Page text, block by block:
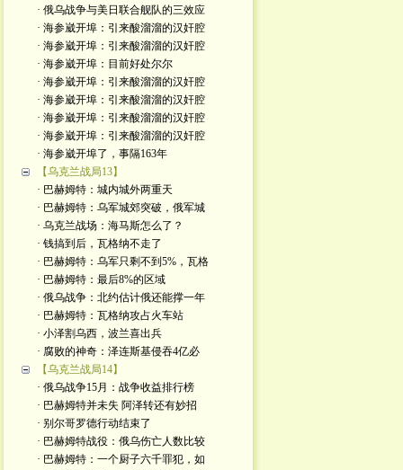
· 俄乌战争与美日联合舰队的三效应
· 海参崴开埠：引来酸溜溜的汉奸腔
· 海参崴开埠：引来酸溜溜的汉奸腔
· 海参崴开埠：目前好处尔尔
· 海参崴开埠：引来酸溜溜的汉奸腔
· 海参崴开埠：引来酸溜溜的汉奸腔
· 海参崴开埠：引来酸溜溜的汉奸腔
· 海参崴开埠：引来酸溜溜的汉奸腔
· 海参崴开埠了，事隔163年
【乌克兰战局13】
· 巴赫姆特：城内城外两重天
· 巴赫姆特：乌军城郊突破，俄军城
· 乌克兰战场：海马斯怎么了？
· 钱搞到后，瓦格纳不走了
· 巴赫姆特：乌军只剩不到5%，瓦格
· 巴赫姆特：最后8%的区域
· 俄乌战争：北约估计俄还能撑一年
· 巴赫姆特：瓦格纳攻占火车站
· 小泽割乌西，波兰喜出兵
· 腐败的神奇：泽连斯基侵吞4亿必
【乌克兰战局14】
· 俄乌战争15月：战争收益排行榜
· 巴赫姆特并未失 阿泽转还有妙招
· 别尔哥罗德行动结束了
· 巴赫姆特战役：俄乌伤亡人数比较
· 巴赫姆特：一个厨子六千罪犯，如